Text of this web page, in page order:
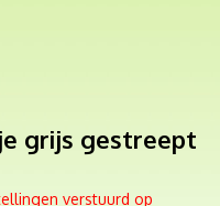
grijs gestreept
verstuurd op